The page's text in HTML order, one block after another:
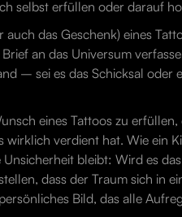
selbst erfüllen oder darauf
auch das Geschenk) eines
an das Universum
– sei es das Schicksal
eines Tattoos zu
wirklich verdient hat. Wie ein
bleibt: Wird es
dass der Traum sich in
Bild, das alle